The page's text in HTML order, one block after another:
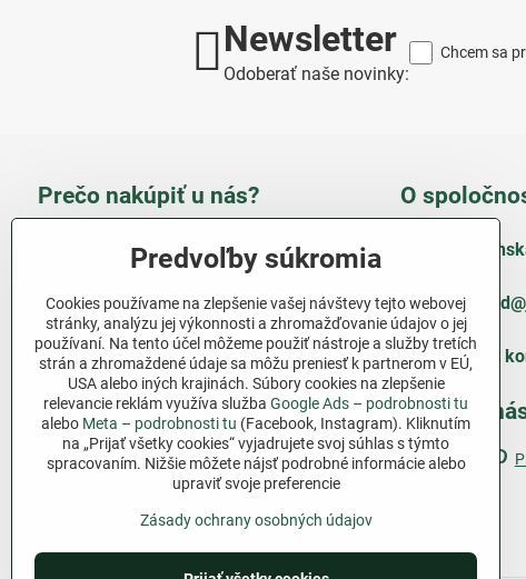
Newsletter
Odoberať naše novinky:
Chcem sa
Prečo nakúpiť u nás?
Takmer 100 % spokojných
zákazníkov
Nízka cena produktov - ušetríte
Rýchla komunikácia - mail
Pri nákupe nad 69 € doprava
zadarmo
Pri nákupe nad 39 € darček na
O
Ďalšie
Sledujte
Facebook
Predvoľby súkromia
Cookies používame na zlepšenie vašej návštevy tejto webovej
stránky, analýzu jej výkonnosti a zhromažďovanie údajov o jej
používaní. Na tento účel môžeme použiť nástroje a služby tretích
strán a zhromaždené údaje sa môžu preniesť k partnerom v EÚ,
USA alebo iných krajinách. Súbory cookies na zlepšenie
relevancie reklám využíva služba Google Ads – podrobnosti tu
alebo Meta – podrobnosti tu (Facebook, Instagram). Kliknutím
na „Prijať všetky cookies“ vyjadrujete svoj súhlas s týmto
spracovaním. Nižšie môžete nájsť podrobné informácie alebo
upraviť svoje preferencie
Zásady ochrany osobných údajov